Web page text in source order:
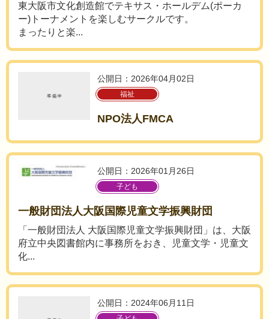
東大阪市文化創造館でテキサス・ホールデム(ポーカ
ー)トーナメントを楽しむサークルです。
まったりと楽...
公開日：2026年04月02日
福祉
NPO法人FMCA
公開日：2026年01月26日
子ども
一般財団法人大阪国際児童文学振興財団
「一般財団法人 大阪国際児童文学振興財団」は、大阪
府立中央図書館内に事務所をおき、児童文学・児童文
化...
公開日：2024年06月11日